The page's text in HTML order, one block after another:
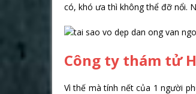
có, khó ưa thì không thể đỡ nổi.
Công ty thám tử
Vì thế mà tính nết của 1 người